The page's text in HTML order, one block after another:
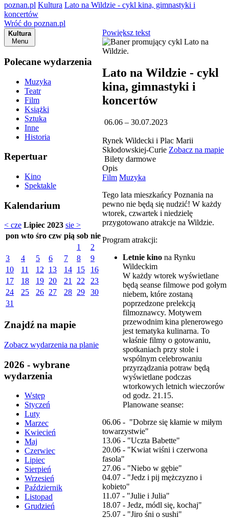
poznan.pl Kultura Lato na Wildzie - cykl kina, gimnastyki i
koncertów
Wróć do poznan.pl
Kultura
Menu
Polecane wydarzenia
Muzyka
Teatr
Film
Książki
Sztuka
Inne
Historia
Repertuar
Kino
Spektakle
Kalendarium
< cze Lipiec 2023 sie >
pon wto śro czw pią sob nie
1
2
3
4 5 6 7 8
9
10
11 12 13 14 15
16
17
18 19 20 21 22
23
24
25 26 27 28 29
30
31
Znajdź na mapie
Zobacz wydarzenia na planie
2026 - wybrane
wydarzenia
Wstęp
Styczeń
Luty
Marzec
Kwiecień
Maj
Czerwiec
Lipiec
Sierpień
Wrzesień
Październik
Listopad
Grudzień
Powiększ tekst
Lato na Wildzie - cykl
kina, gimnastyki i
koncertów
06.06 – 30.07.2023
Rynek Wildecki i Plac Marii
Skłodowskiej-Curie Zobacz na mapie
Bilety darmowe
Opis
Film Muzyka
Tego lata mieszkańcy Poznania na
pewno nie będą się nudzić! W każdy
wtorek, czwartek i niedzielę
przygotowano atrakcje na Wildzie.
Program atrakcji:
Letnie kino na Rynku
Wildeckim
W każdy wtorek wyświetlane
będą seanse filmowe pod gołym
niebem, które zostaną
poprzedzone prelekcją
filmoznawcy. Motywem
przewodnim kina plenerowego
jest tematyka kulinarna. To
właśnie filmy o gotowaniu,
spotkaniach przy stole i
wspólnym celebrowaniu
przyrządzania potraw będą
wyświetlane podczas
wtorkowych letnich wieczorów
od godz. 21.15.
Planowane seanse:
06.06 - "Dobrze się kłamie w miłym
towarzystwie"
13.06 - "Uczta Babette"
20.06 - "Kwiat wiśni i czerwona
fasola"
27.06 - "Niebo w gębie"
04.07 - "Jedz i pij mężczyzno i
kobieto"
11.07 - "Julie i Julia"
18.07 - Jedz, módl się, kochaj"
25.07 - "Jiro śni o sushi"